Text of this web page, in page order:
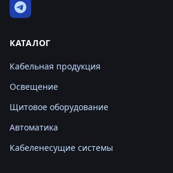
КАТАЛОГ
Кабельная продукция
Освещение
Щитовое оборудование
Автоматика
Кабеленесущие системы